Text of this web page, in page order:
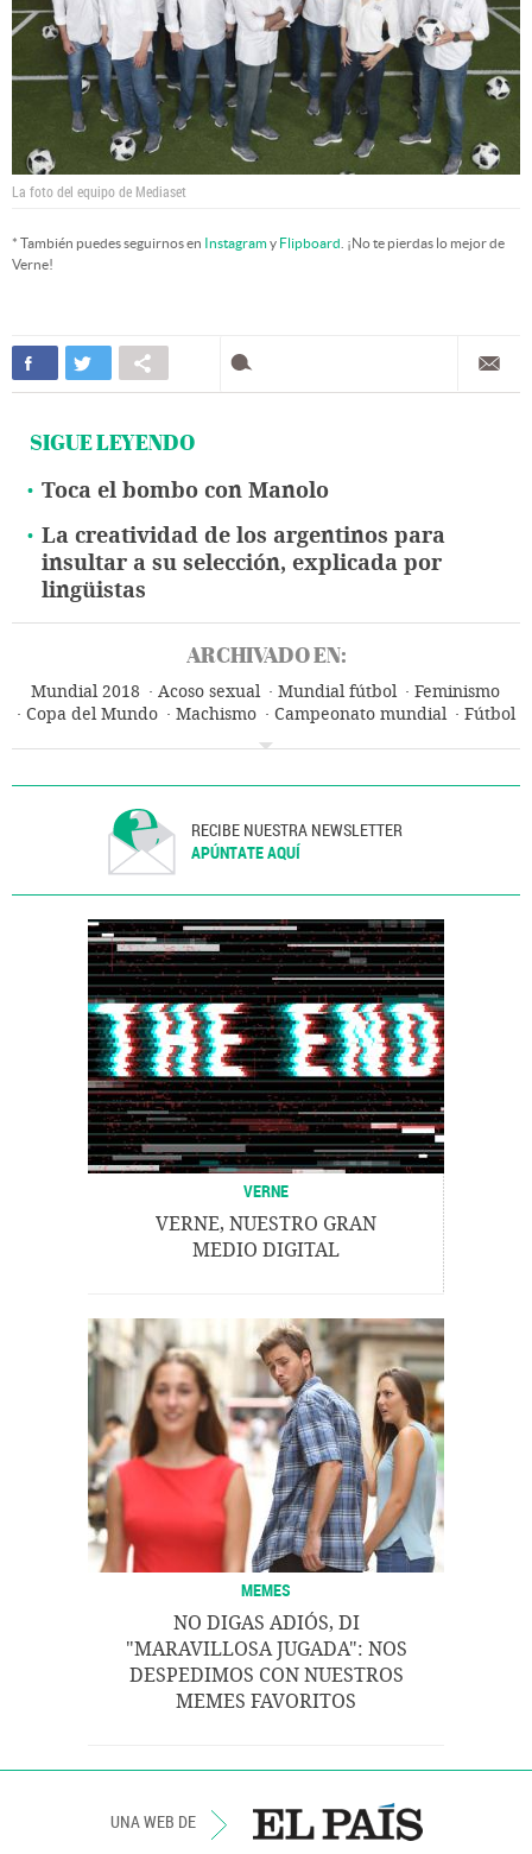
La foto del equipo de Mediaset
* También puedes seguirnos en Instagramy Flipboard . ¡No te pierdas lo mejor de
Verne!
SIGUE LEYENDO
Toca el bombo con Manolo
La creatividad de los argentinos para
insultar a su selección, explicada por
lingüistas
ARCHIVADO EN:
Mundial 2018 Acoso sexual Mundial fútbol
Feminismo
Copa del Mundo
Machismo Campeonato mundial
Fútbol
Deportes
Prejuicios Delitos
Problemas sociales
RECIBE NUESTRA NEWSLETTER
APÚNTATE AQUÍ
VERNE
VERNE, NUESTRO GRAN
MEDIO DIGITAL
MEMES
NO DIGAS ADIÓS, DI
"MARAVILLOSA JUGADA": NOS
DESPEDIMOS CON NUESTROS
MEMES FAVORITOS
UNA WEB DE